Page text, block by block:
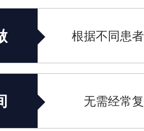
根据不同患
无需经常